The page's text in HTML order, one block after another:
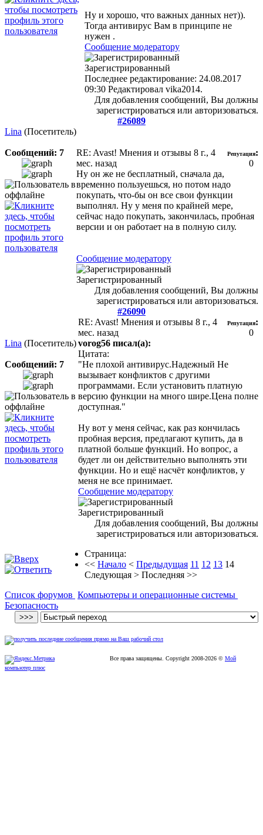
Ну и хорошо, что важных данных нет)).
Тогда антивирус Вам в принципе не
нужен .
Сообщение модератору
Зарегистрированный
Последнее редактирование: 24.08.2017
09:30 Редактировал vika2014.
Для добавления сообщений, Вы должны
зарегистрироваться или авторизоваться.
#26089
Lina (Посетитель)
Сообщений: 7 RE: Avast! Мнения и отзывы 8 г., 4
мес. назад
Репутация:
0
Ну он же не бесплатный, сначала да,
временно пользуешься, но потом надо
покупать, что-бы он все свои функции
выполнял. Ну у меня по крайней мере,
сейчас надо покупать, закончилась, пробная
версии и он работает на в полную силу.
Сообщение модератору
Зарегистрированный
Для добавления сообщений, Вы должны
зарегистрироваться или авторизоваться.
#26090
Lina (Посетитель)
Сообщений: 7
RE: Avast! Мнения и отзывы 8 г., 4
мес. назад
Репутация:
0
vorog56 писал(а):
Цитата:
"Не плохой антивирус.Надежный Не
вызывает конфликтов с другими
программами. Если установить платную
версию функции на много шире.Цена полне
доступная."
Ну вот у меня сейчас, как раз кончилась
пробная версия, предлагают купить, да в
платной больше функций. Но вопрос, а
будет ли он действительно выполнять эти
функции. Но и ещё насчёт конфликтов, у
меня не все принимает.
Сообщение модератору
Зарегистрированный
Для добавления сообщений, Вы должны
зарегистрироваться или авторизоваться.
Страница:
<< Начало < Предыдущая 11 12 13 14
Следующая > Последняя >>
Список форумов Компьютеры и операционные системы
Безопасность
Все права защищены. Copyright 2008-2026 © Мой
компьютер плюс